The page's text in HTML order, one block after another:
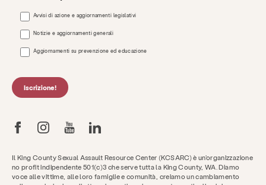
Il King County Sexual Assault Resource Center (KCSARC) è un'organizzazione
no profit indipendente 501(c)3 che serve tutta la King County, WA. Diamo
voce alle vittime, alle loro famiglie e comunità, creiamo un cambiamento
Avvisi di azione e aggiornamenti legislativi
Notizie e aggiornamenti generali
Aggiornamenti su prevenzione ed educazione
Iscrizione!